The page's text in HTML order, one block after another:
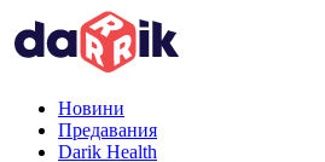
Новини
Предавания
Darik Health